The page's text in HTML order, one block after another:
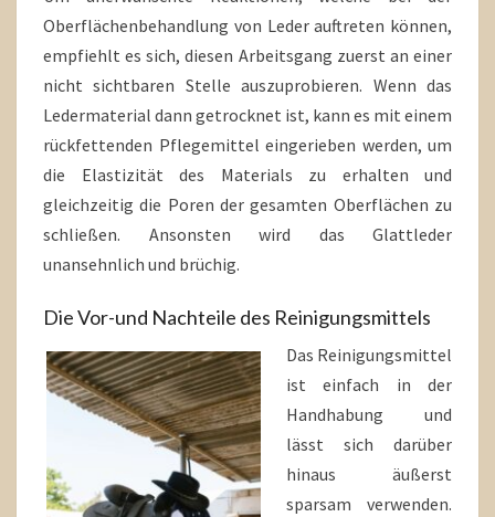
Oberflächenbehandlung von Leder auftreten können,
empfiehlt es sich, diesen Arbeitsgang zuerst an einer
nicht sichtbaren Stelle auszuprobieren. Wenn das
Ledermaterial dann getrocknet ist, kann es mit einem
rückfettenden Pflegemittel eingerieben werden, um
die Elastizität des Materials zu erhalten und
gleichzeitig die Poren der gesamten Oberflächen zu
schließen. Ansonsten wird das Glattleder
unansehnlich und brüchig.
Die Vor-und Nachteile des Reinigungsmittels
Das Reinigungsmittel
ist einfach in der
Handhabung und
lässt sich darüber
hinaus äußerst
sparsam verwenden.